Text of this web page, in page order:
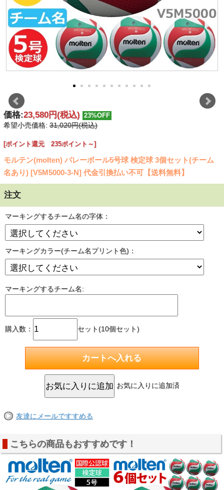
価格:23,580円(税込) 23%OFF
希望小売価格:31,020円(税込)
[ポイント還元 235ポイント～]
モルテン(molten) バレーボール5号球 検定球 3個セット(チーム
名あり) [V5M5000-3-N] 代金引換払い不可【送料無料】
注文
マーキングするチーム名の字体：
マーキングカラー(チーム名プリント色)：
マーキングするチーム名:
購入数： セット(10個セット)
お気に入りに追加済
友達にメールですすめる
こちらの商品もおすすめです！